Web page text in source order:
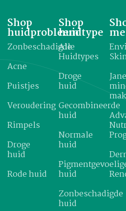
Shop
huidprobleem
Zonbeschadigde
Acne
Puistjes
Veroudering
Rimpels
Droge
huid
Rode huid
Shop
huidtype
Alle
Huidtypes
Droge
huid
Gecombineerde
huid
Normale
huid
huid
Zonbeschadigde
huid